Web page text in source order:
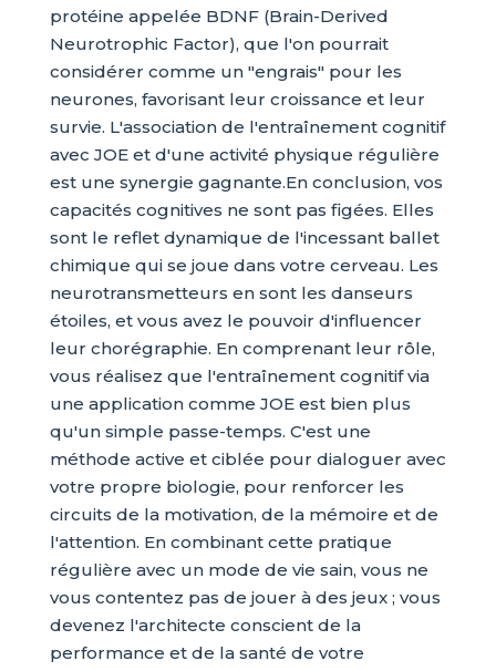
protéine appelée BDNF (Brain-Derived
Neurotrophic Factor), que l'on pourrait
considérer comme un "engrais" pour les
neurones, favorisant leur croissance et leur
survie. L'association de l'entraînement cognitif
avec JOE et d'une activité physique régulière
est une synergie gagnante.En conclusion, vos
capacités cognitives ne sont pas figées. Elles
sont le reflet dynamique de l'incessant ballet
chimique qui se joue dans votre cerveau. Les
neurotransmetteurs en sont les danseurs
étoiles, et vous avez le pouvoir d'influencer
leur chorégraphie. En comprenant leur rôle,
vous réalisez que l'entraînement cognitif via
une application comme JOE est bien plus
qu'un simple passe-temps. C'est une
méthode active et ciblée pour dialoguer avec
votre propre biologie, pour renforcer les
circuits de la motivation, de la mémoire et de
l'attention. En combinant cette pratique
régulière avec un mode de vie sain, vous ne
vous contentez pas de jouer à des jeux ; vous
devenez l'architecte conscient de la
performance et de la santé de votre